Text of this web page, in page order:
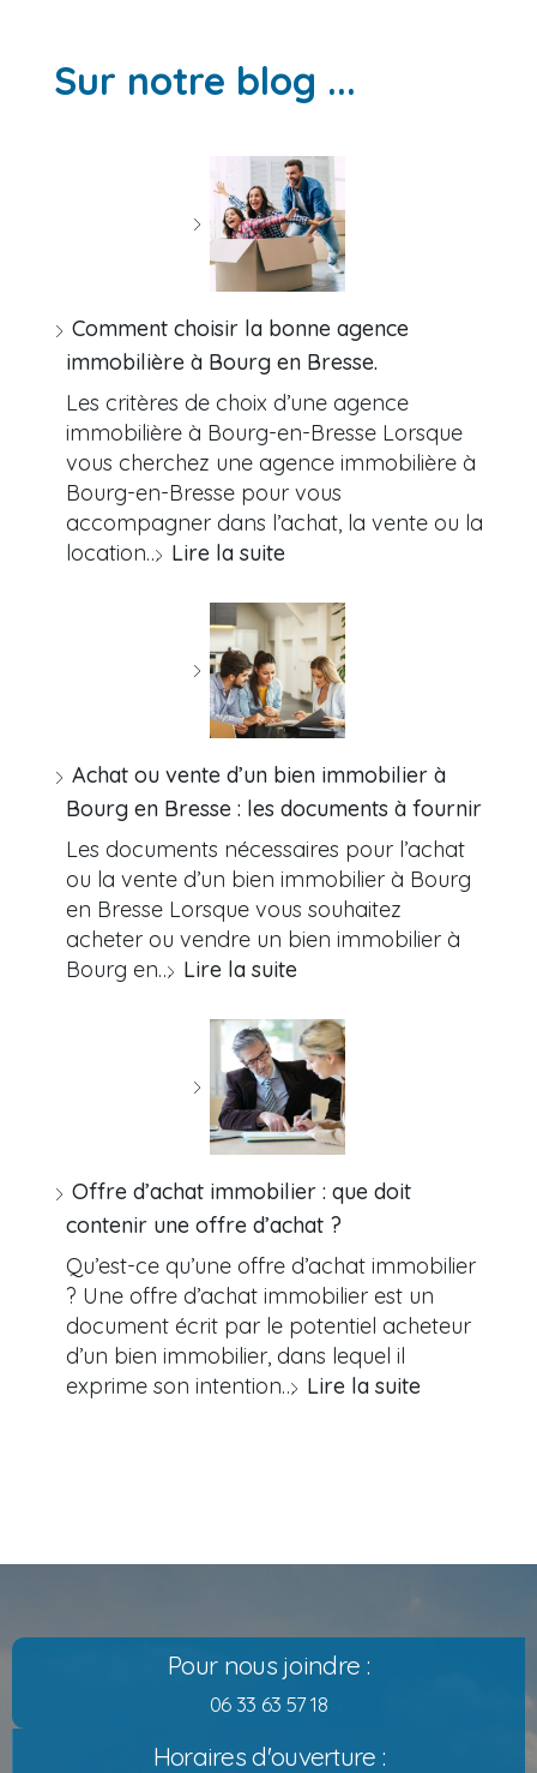
Sur notre blog ...
Comment choisir la bonne agence
immobilière à Bourg en Bresse.
Les critères de choix d’une agence
immobilière à Bourg-en-Bresse Lorsque
vous cherchez une agence immobilière à
Bourg-en-Bresse pour vous
accompagner dans l’achat, la vente ou la
location… Lire la suite
Achat ou vente d’un bien immobilier à
Bourg en Bresse : les documents à fournir
Les documents nécessaires pour l’achat
ou la vente d’un bien immobilier à Bourg
en Bresse Lorsque vous souhaitez
acheter ou vendre un bien immobilier à
Bourg en… Lire la suite
Offre d’achat immobilier : que doit
contenir une offre d’achat ?
Qu’est-ce qu’une offre d’achat immobilier
? Une offre d’achat immobilier est un
document écrit par le potentiel acheteur
d’un bien immobilier, dans lequel il
exprime son intention… Lire la suite
Pour nous joindre :
06 33 63 57 18
Horaires d'ouverture :